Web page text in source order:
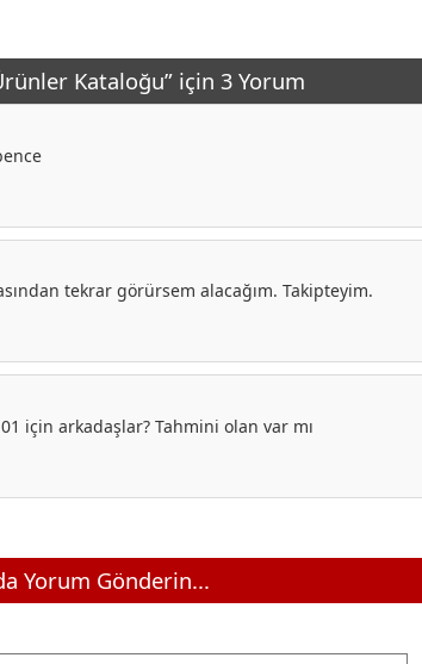
Kataloğu” için 3 Yorum
tekrar görürsem alacağım. Takipteyim.
için arkadaşlar? Tahmini olan var mı
Yorum Gönderin...